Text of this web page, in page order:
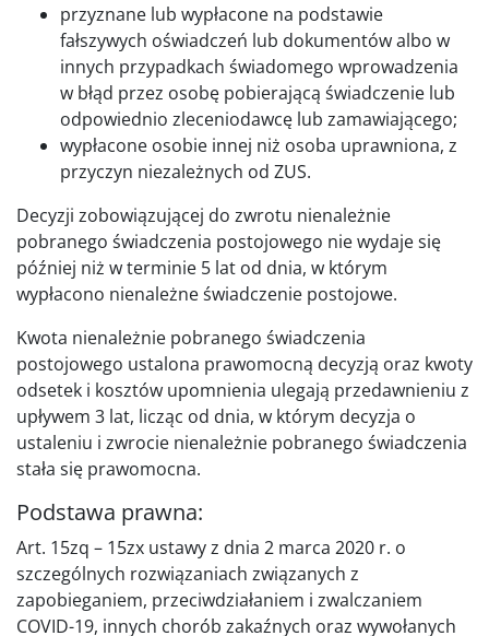
przyznane lub wypłacone na podstawie
fałszywych oświadczeń lub dokumentów albo w
innych przypadkach świadomego wprowadzenia
w błąd przez osobę pobierającą świadczenie lub
odpowiednio zleceniodawcę lub zamawiającego;
wypłacone osobie innej niż osoba uprawniona, z
przyczyn niezależnych od ZUS.
Decyzji zobowiązującej do zwrotu nienależnie
pobranego świadczenia postojowego nie wydaje się
później niż w terminie 5 lat od dnia, w którym
wypłacono nienależne świadczenie postojowe.
Kwota nienależnie pobranego świadczenia
postojowego ustalona prawomocną decyzją oraz kwoty
odsetek i kosztów upomnienia ulegają przedawnieniu z
upływem 3 lat, licząc od dnia, w którym decyzja o
ustaleniu i zwrocie nienależnie pobranego świadczenia
stała się prawomocna.
Podstawa prawna:
Art. 15zq – 15zx ustawy z dnia 2 marca 2020 r. o
szczególnych rozwiązaniach związanych z
zapobieganiem, przeciwdziałaniem i zwalczaniem
COVID-19, innych chorób zakaźnych oraz wywołanych